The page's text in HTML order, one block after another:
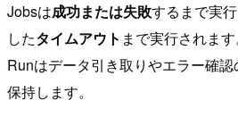
Jobsは成功または失敗するまで実
したタイムアウト まで実行されま
Runはデータ引き取りやエラー確
保持します。